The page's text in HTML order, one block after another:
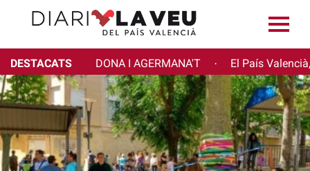
DESTACATS DONA I AGERMANA'T · El País